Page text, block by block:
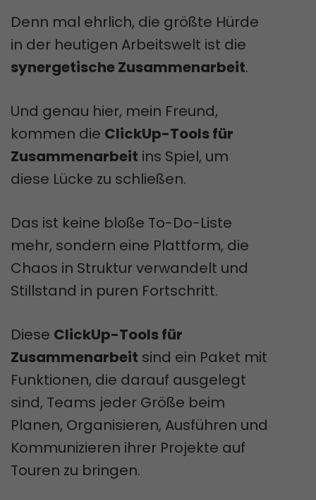
Denn mal ehrlich, die größte Hürde
in der heutigen Arbeitswelt ist die
synergetische Zusammenarbeit.
Und genau hier, mein Freund,
kommen die ClickUp-Tools für
Zusammenarbeit ins Spiel, um
diese Lücke zu schließen.
Das ist keine bloße To-Do-Liste
mehr, sondern eine Plattform, die
Chaos in Struktur verwandelt und
Stillstand in puren Fortschritt.
Diese ClickUp-Tools für
Zusammenarbeit sind ein Paket mit
Funktionen, die darauf ausgelegt
sind, Teams jeder Größe beim
Planen, Organisieren, Ausführen und
Kommunizieren ihrer Projekte auf
Touren zu bringen.